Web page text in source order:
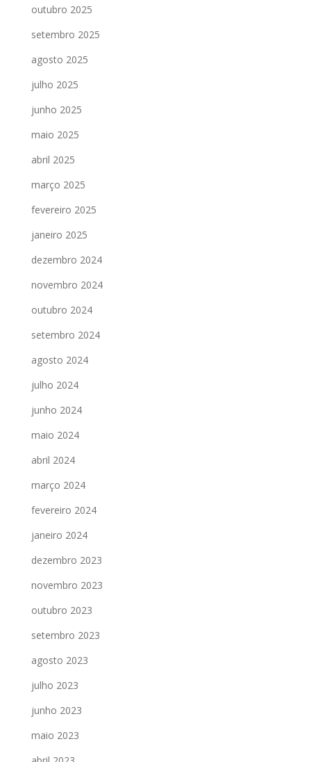
outubro 2025
setembro 2025
agosto 2025
julho 2025
junho 2025
maio 2025
abril 2025
março 2025
fevereiro 2025
janeiro 2025
dezembro 2024
novembro 2024
outubro 2024
setembro 2024
agosto 2024
julho 2024
junho 2024
maio 2024
abril 2024
março 2024
fevereiro 2024
janeiro 2024
dezembro 2023
novembro 2023
outubro 2023
setembro 2023
agosto 2023
julho 2023
junho 2023
maio 2023